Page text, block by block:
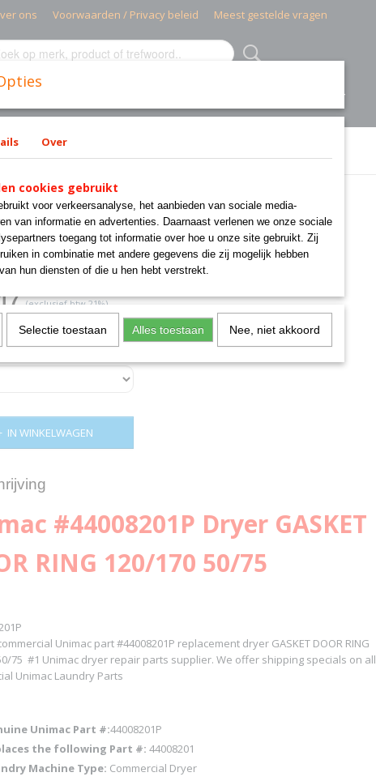
ons Voorwaarden / Privacy beleid Meest gestelde vragen
+
120/170 50/75
#44008201P Dryer
DOOR RING 120/170
(exclusief btw 21%)
IN WINKELWAGEN
#44008201P Dryer GASKET
RING 120/170 50/75
Unimac part #44008201P replacement dryer GASKET DOOR RING
75 #1 Unimac dryer repair parts supplier. We offer shipping specials on all
Unimac Laundry Parts
Unimac Part #:44008201P
the following Part #: 44008201
Machine Type: Commercial Dryer
Over
cookies gebruikt
voor verkeersanalyse, het aanbieden van sociale media-
van informatie en advertenties. Daarnaast verlenen we onze sociale
toegang tot informatie over hoe u onze site gebruikt. Zij
in combinatie met andere gegevens die zij mogelijk hebben
hun diensten of die u hen hebt verstrekt.
Selectie toestaan Alles toestaan Nee, niet akkoord